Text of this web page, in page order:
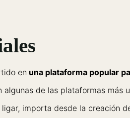
en una plataforma popular
de las plataformas más
importa desde la creación